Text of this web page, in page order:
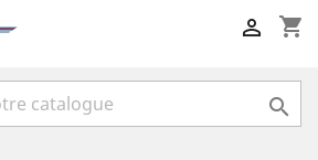
shopping_cart

